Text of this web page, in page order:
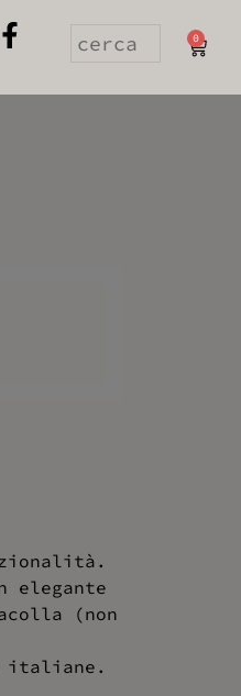
0
elegante
(non
italiane.